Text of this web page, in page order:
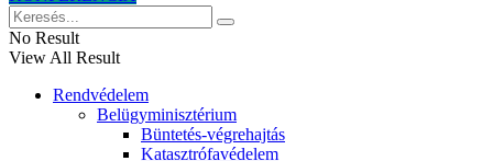
No Result
View All Result
Rendvédelem
Belügyminisztérium
Büntetés-végrehajtás
Katasztrófavédelem